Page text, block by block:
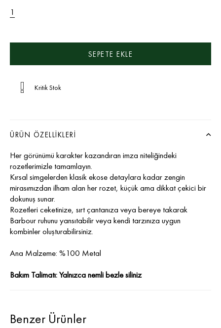
1
Kritik Stok
ÜRÜN ÖZELLIKLERI
Her görünümü karakter kazandıran imza niteliğindeki
rozetlerimizle tamamlayın.
Kırsal simgelerden klasik ekose detaylara kadar zengin
mirasımızdan ilham alan her rozet, küçük ama dikkat çekici bir
dokunuş sunar.
Rozetleri ceketinize, sırt çantanıza veya bereye takarak
Barbour ruhunu yansıtabilir veya kendi tarzınıza uygun
kombinler oluşturabilirsiniz.
Ana Malzeme: %100 Metal
Bakım Talimatı: Yalnızca nemli bezle siliniz
Benzer Ürünler